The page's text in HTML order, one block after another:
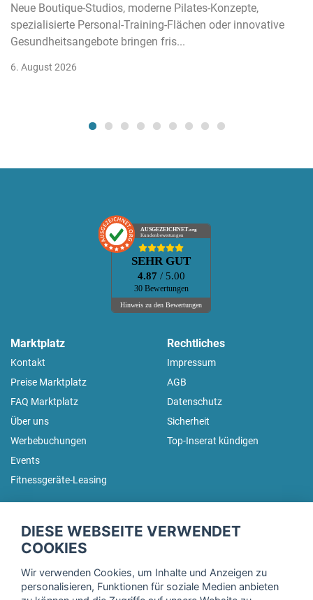
Neue Boutique-Studios, moderne Pilates-Konzepte,
spezialisierte Personal-Training-Flächen oder innovative
Gesundheitsangebote bringen fris...
6. August 2026
AUSGEZEICHNET.org
Kundenbewertungen
SEHR GUT
4.87 / 5.00
30 Bewertungen
Hinweis zu den Bewertungen
Marktplatz
Kontakt
Preise Marktplatz
FAQ Marktplatz
Über uns
Werbebuchungen
Events
Fitnessgeräte-Leasing
Rechtliches
Impressum
AGB
Datenschutz
Sicherheit
Top-Inserat kündigen
Trage dich hier für unseren Newsletter ein und erhalte regelmäßig
DIESE WEBSEITE VERWENDET
COOKIES
Wir verwenden Cookies, um Inhalte und Anzeigen zu
personalisieren, Funktionen für soziale Medien anbieten